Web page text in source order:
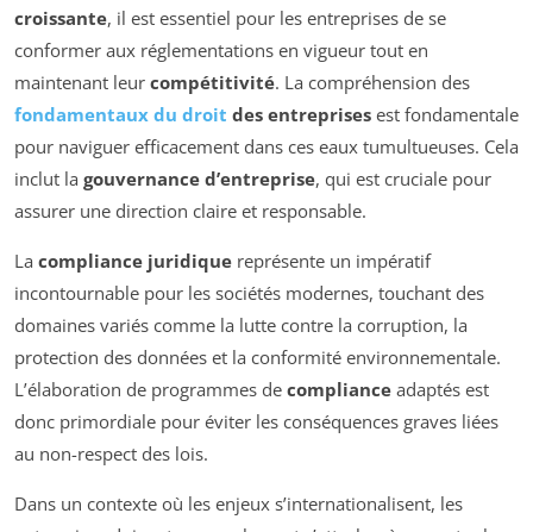
croissante, il est essentiel pour les entreprises de se
conformer aux réglementations en vigueur tout en
maintenant leur compétitivité. La compréhension des
fondamentaux du droit des entreprises est fondamentale
pour naviguer efficacement dans ces eaux tumultueuses. Cela
inclut la gouvernance d’entreprise, qui est cruciale pour
assurer une direction claire et responsable.
La compliance juridique représente un impératif
incontournable pour les sociétés modernes, touchant des
domaines variés comme la lutte contre la corruption, la
protection des données et la conformité environnementale.
L’élaboration de programmes de compliance adaptés est
donc primordiale pour éviter les conséquences graves liées
au non-respect des lois.
Dans un contexte où les enjeux s’internationalisent, les